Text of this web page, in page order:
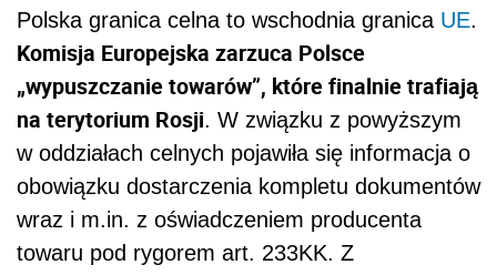
Polska granica celna to wschodnia granica UE.
Komisja Europejska zarzuca Polsce
„wypuszczanie towarów”, które finalnie trafiają
na terytorium Rosji. W związku z powyższym
w oddziałach celnych pojawiła się informacja o
obowiązku dostarczenia kompletu dokumentów
wraz i m.in. z oświadczeniem producenta
towaru pod rygorem art. 233KK. Z